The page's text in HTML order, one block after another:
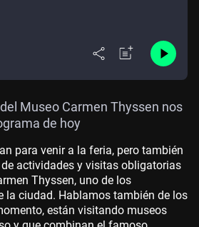
Museo Carmen Thyssen nos
de hoy
para venir a la feria, pero también
actividades y visitas obligatorias
Thyssen, uno de los
la ciudad. Hablamos también de los
están visitando museos